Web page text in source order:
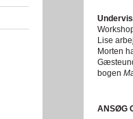
Lise
Morten
bogen
ANSØG